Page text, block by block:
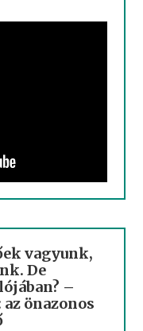
vagyunk,
De
–
önazonos